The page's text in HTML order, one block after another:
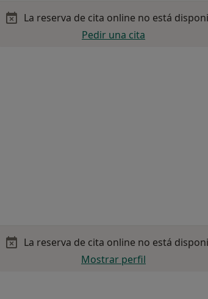
La reserva de cita online no está
Pedir una cita
La reserva de cita online no está
Mostrar perfil